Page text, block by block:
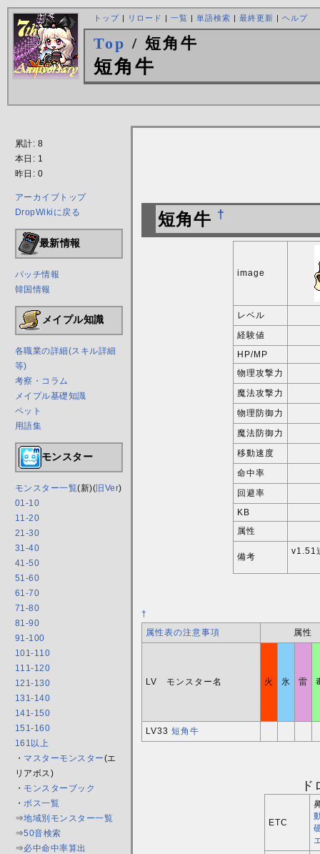
トップ| リロード | 一覧 | 単語検索 | 最終更新 | ヘルプ
Top / 短角牛
短角牛
累計: 8
本日: 1
昨日: 0
アーカイブトップ
DropWikiに戻る
最新情報
パッチ情報
韓国情報
メイプル知識
各職業の詳細(スキル詳細
等)
考察・コラム
メイプル基礎知識
ペット
用語集
モンスター
モンスター一覧(新)( 旧Ver)
01-10
11-20
21-30
31-40
41-50
51-60
61-70
71-80
81-90
91-100
101-110
111-120
121-130
131-140
141-150
151-160
161以上
・ マスターモンスター(エ
リアボス)
・ モンスターブック
・ ボス一覧
⇒地域別モンスター一覧
⇒50音検索
⇒必中命中率算出
短角牛 †
image
レベル
経験値
HP/MP
物理攻撃力
魔法攻撃力
物理防御力
魔法防御力
移動速度
命中率
回避率
KB
属性
備考
v1.51
†
属性表の注意事項
属性
LV モンスター名 火 氷 雷
LV33 短角牛
ETC